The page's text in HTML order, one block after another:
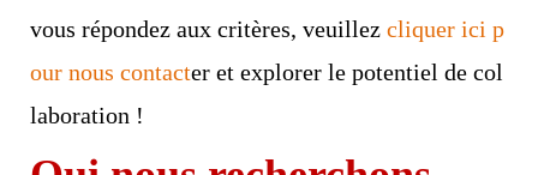
vous répondez aux critères, veuillez cliquer ici p
our nous contacter et explorer le potentiel de col
laboration !